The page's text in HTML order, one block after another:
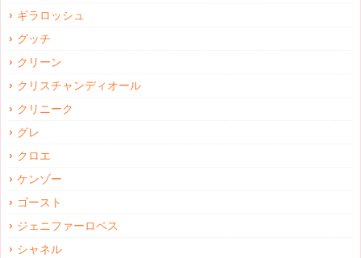
ギラロッシュ
グッチ
クリーン
クリスチャンディオール
クリニーク
グレ
クロエ
ケンゾー
ゴースト
ジェニファーロペス
シャネル